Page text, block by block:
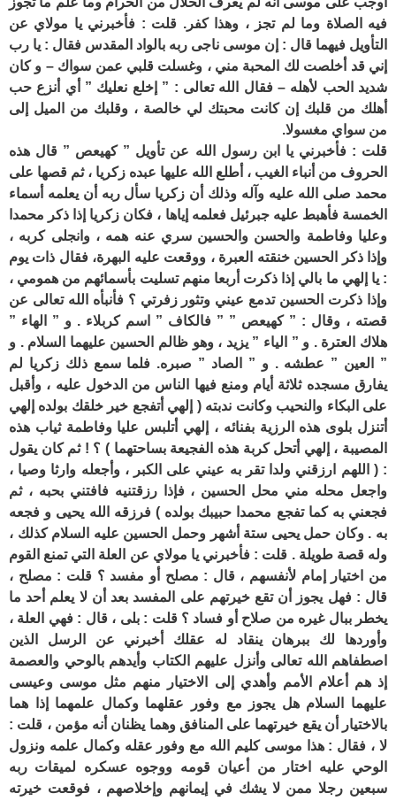
فيه الصلاة وما لم تجز ، وهذا كفر. قلت : فأخبرني يا مولاي عن
التأويل فيهما قال : إن موسى ناجى ربه بالواد المقدس فقال : يا رب
إني قد أخلصت لك المحبة مني ، وغسلت قلبي عمن سواك – و كان
شديد الحب لأهله – فقال الله تعالى : ” إخلع نعليك ” أي أنزع حب
أهلك من قلبك إن كانت محبتك لي خالصة ، وقلبك من الميل إلى
من سواي مغسولا.
قلت : فأخبرني يا ابن رسول الله عن تأويل ” كهيعص ” قال هذه
الحروف من أنباء الغيب ، أطلع الله عليها عبده زكريا ، ثم قصها على
محمد صلى الله عليه وآله وذلك أن زكريا سأل ربه أن يعلمه أسماء
الخمسة فأهبط عليه جبرئيل فعلمه إياها ، فكان زكريا إذا ذكر محمدا
وعليا وفاطمة والحسن والحسين سري عنه همه ، وانجلى كربه ،
وإذا ذكر الحسين خنقته العبرة ، ووقعت عليه البهرة، فقال ذات يوم
: يا إلهي ما بالي إذا ذكرت أربعا منهم تسليت بأسمائهم من همومي ،
وإذا ذكرت الحسين تدمع عيني وتثور زفرتي ؟ فأنبأه الله تعالى عن
قصته ، وقال : ” كهيعص ” ” فالكاف ” اسم كربلاء . و ” الهاء ”
هلاك العترة . و ” الياء ” يزيد ، وهو ظالم الحسين عليهما السلام . و
” العين ” عطشه . و ” الصاد ” صبره. فلما سمع ذلك زكريا لم
يفارق مسجده ثلاثة أيام ومنع فيها الناس من الدخول عليه ، وأقبل
على البكاء والنحيب وكانت ندبته ( إلهي أتفجع خير خلقك بولده إلهي
أتنزل بلوى هذه الرزية بفنائه ، إلهي أتلبس عليا وفاطمة ثياب هذه
المصيبة ، إلهي أتحل كربة هذه الفجيعة بساحتهما ) ؟ ! ثم كان يقول
: ( اللهم ارزقني ولدا تقر به عيني على الكبر ، وأجعله وارثا وصيا ،
واجعل محله مني محل الحسين ، فإذا رزقتنيه فافتني بحبه ، ثم
فجعني به كما تفجع محمدا حبيبك بولده ) فرزقه الله يحيى و فجعه
به . وكان حمل يحيى ستة أشهر وحمل الحسين عليه السلام كذلك ،
وله قصة طويلة . قلت : فأخبرني يا مولاي عن العلة التي تمنع القوم
من اختيار إمام لأنفسهم ، قال : مصلح أو مفسد ؟ قلت : مصلح ،
قال : فهل يجوز أن تقع خيرتهم على المفسد بعد أن لا يعلم أحد ما
يخطر ببال غيره من صلاح أو فساد ؟ قلت : بلى ، قال : فهي العلة ،
وأوردها لك ببرهان ينقاد له عقلك أخبرني عن الرسل الذين
اصطفاهم الله تعالى وأنزل عليهم الكتاب وأيدهم بالوحي والعصمة
إذ هم أعلام الأمم وأهدي إلى الاختيار منهم مثل موسى وعيسى
عليهما السلام هل يجوز مع وفور عقلهما وكمال علمهما إذا هما
بالاختيار أن يقع خيرتهما على المنافق وهما يظنان أنه مؤمن ، قلت :
لا ، فقال : هذا موسى كليم الله مع وفور عقله وكمال علمه ونزول
الوحي عليه اختار من أعيان قومه ووجوه عسكره لميقات ربه
سبعين رجلا ممن لا يشك في إيمانهم وإخلاصهم ، فوقعت خيرته